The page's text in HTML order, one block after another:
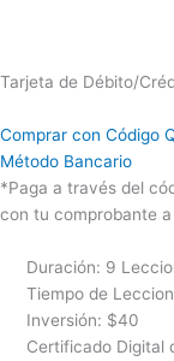
Tarjeta de Débito/
Comprar con Código
Método Bancario
*Paga a través del
con tu comprobante
Duración: 9
Tiempo de
Inversión: $40
Certificado Digital